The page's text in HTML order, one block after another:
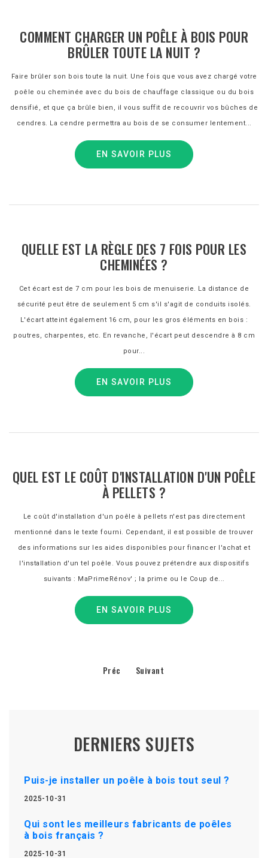
COMMENT CHARGER UN POÊLE À BOIS POUR
BRÛLER TOUTE LA NUIT ?
Faire brûler son bois toute la nuit. Une fois que vous avez chargé votre
poêle ou cheminée avec du bois de chauffage classique ou du bois
densifié, et que ça brûle bien, il vous suffit de recouvrir vos bûches de
cendres. La cendre permettra au bois de se consumer lentement...
EN SAVOIR PLUS
QUELLE EST LA RÈGLE DES 7 FOIS POUR LES
CHEMINÉES ?
Cet écart est de 7 cm pour les bois de menuiserie. La distance de
sécurité peut être de seulement 5 cm s'il s'agit de conduits isolés.
L'écart atteint également 16 cm, pour les gros éléments en bois :
poutres, charpentes, etc. En revanche, l'écart peut descendre à 8 cm
pour...
EN SAVOIR PLUS
QUEL EST LE COÛT D'INSTALLATION D'UN POÊLE
À PELLETS ?
Le coût d'installation d'un poêle à pellets n'est pas directement
mentionné dans le texte fourni. Cependant, il est possible de trouver
des informations sur les aides disponibles pour financer l'achat et
l'installation d'un tel poêle. Vous pouvez prétendre aux dispositifs
suivants : MaPrimeRénov' ; la prime ou le Coup de...
EN SAVOIR PLUS
Préc Suivant
DERNIERS SUJETS
Puis-je installer un poêle à bois tout seul ?
2025-10-31
Qui sont les meilleurs fabricants de poêles
à bois français ?
2025-10-31